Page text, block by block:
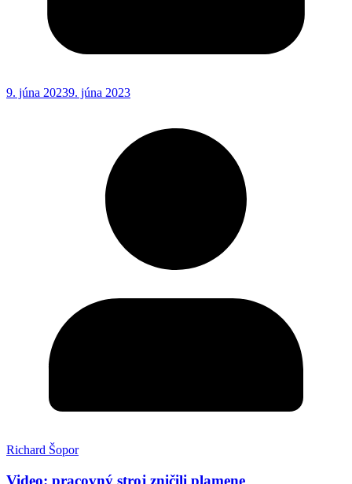
9. júna 20239. júna 2023
Richard Šopor
Video: pracovný stroj zničili plamene